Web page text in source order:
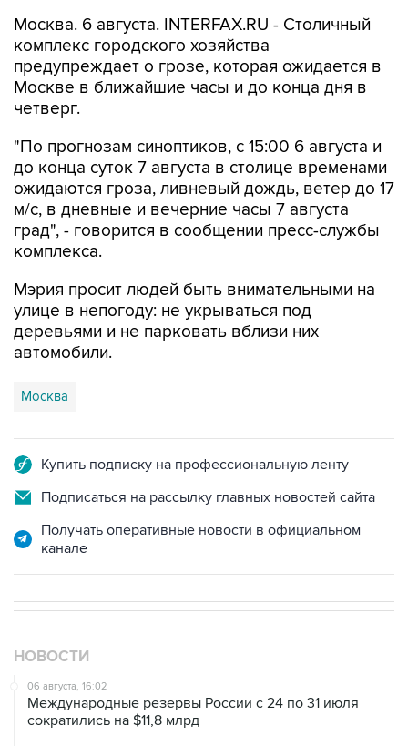
Москва. 6 августа. INTERFAX.RU - Столичный
комплекс городского хозяйства
предупреждает о грозе, которая ожидается в
Москве в ближайшие часы и до конца дня в
четверг.
"По прогнозам синоптиков, с 15:00 6 августа и
до конца суток 7 августа в столице временами
ожидаются гроза, ливневый дождь, ветер до 17
м/с, в дневные и вечерние часы 7 августа
град", - говорится в сообщении пресс-службы
комплекса.
Мэрия просит людей быть внимательными на
улице в непогоду: не укрываться под
деревьями и не парковать вблизи них
автомобили.
Москва
Купить подписку на профессиональную ленту
Подписаться на рассылку главных новостей сайта
Получать оперативные новости в официальном
канале
НОВОСТИ
06 августа, 16:02
Международные резервы России с 24 по 31 июля
сократились на $11,8 млрд